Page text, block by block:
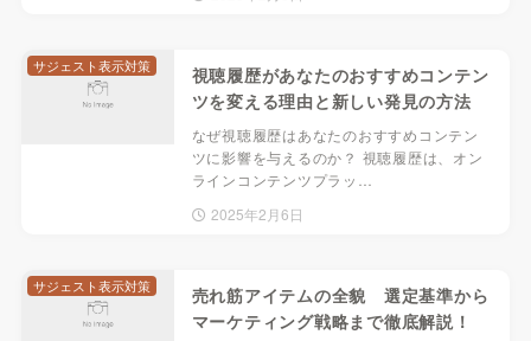
視聴履歴があなたのおすすめコンテン
ツを変える理由と新しい発見の方法
なぜ視聴履歴はあなたのおすすめコンテン
ツに影響を与えるのか？ 視聴履歴は、オン
ラインコンテンツプラッ…
2025年2月6日
サジェスト表示対策
売れ筋アイテムの全貌 選定基準から
マーケティング戦略まで徹底解説！
サジェスト表示対策